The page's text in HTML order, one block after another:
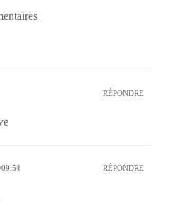
RÉPONDRE
RÉPONDRE